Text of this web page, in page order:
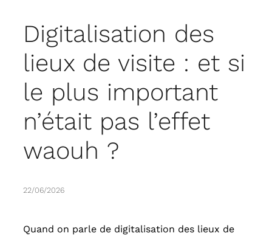
Digitalisation des
lieux de visite : et si
le plus important
n’était pas l’effet
waouh ?
22/06/2026
Quand on parle de digitalisation des lieux de